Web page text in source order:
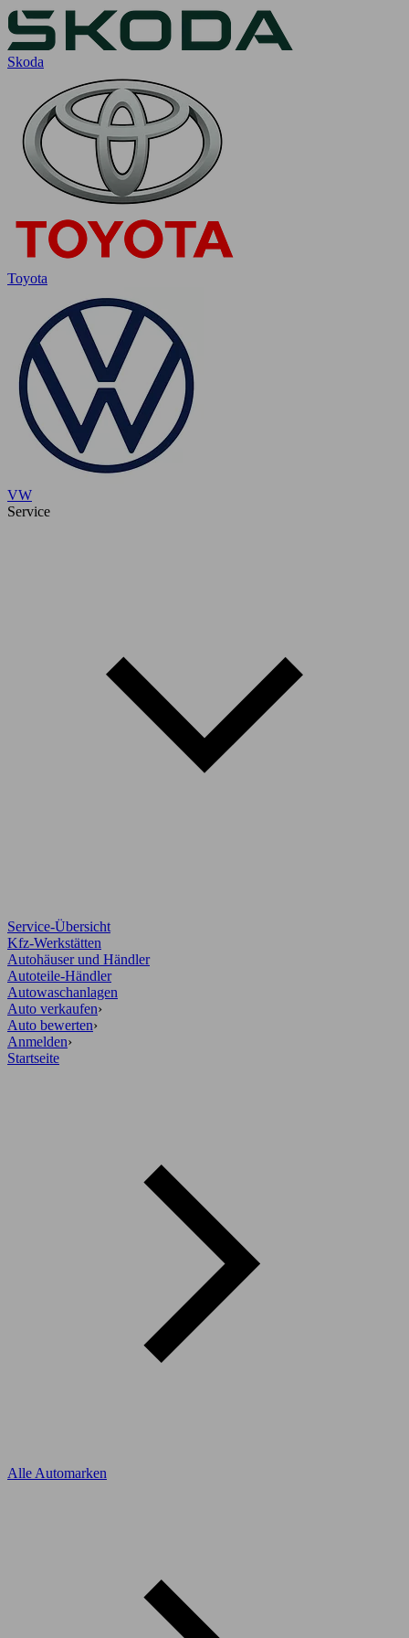
Skoda
Toyota
VW
Service
Service-Übersicht
Kfz-Werkstätten
Autohäuser und Händler
Autoteile-Händler
Autowaschanlagen
Auto verkaufen›
Auto bewerten›
Anmelden›
Startseite
Alle Automarken